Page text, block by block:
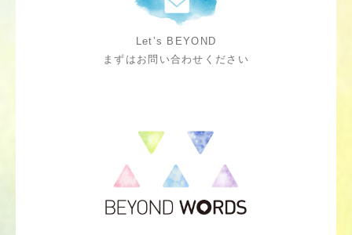
Let’s BEYOND
まずはお問い合わせください